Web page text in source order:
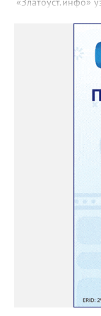
семян (на фото), -
дома Екатерина
низины этот
радует меня.
доносится. В
получаются
используется и в
нашего портала,
Только она
на удивление
взошли даже без
садовод
месяца, а место
самосевом в ней
сухие цветы и
весной
Прованса не
яму гравий и
Екатерина
пошли на
пусть лаванда
специально для
ВКОНТАКТЕ